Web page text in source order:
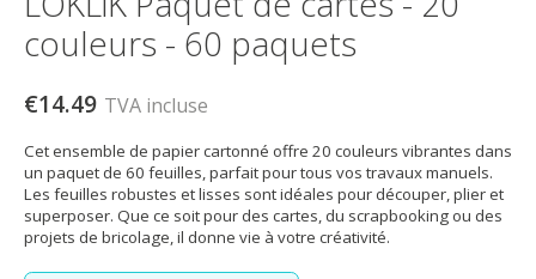
couleurs - 60 paquets
€14.49 TVA incluse
Cet ensemble de papier cartonné offre 20 couleurs vibrantes dans
un paquet de 60 feuilles, parfait pour tous vos travaux manuels.
Les feuilles robustes et lisses sont idéales pour découper, plier et
superposer. Que ce soit pour des cartes, du scrapbooking ou des
projets de bricolage, il donne vie à votre créativité.